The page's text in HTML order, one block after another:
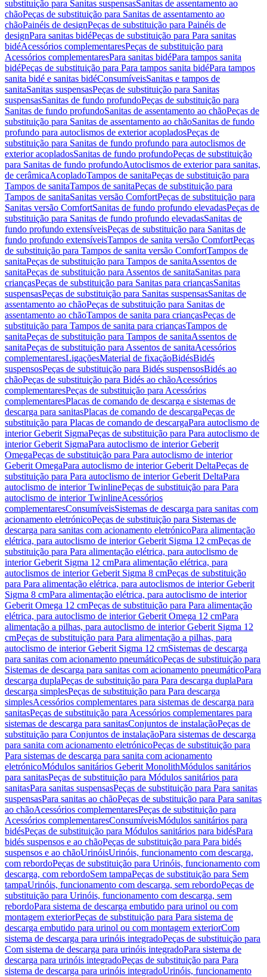
substituição para Sanitas suspensasSanitas de assentamento ao
chãoPeças de substituição para Sanitas de assentamento ao
chãoPainéis de designPeças de substituição para Painéis de
designPara sanitas bidéPeças de substituição para Para sanitas
bidéAcessórios complementaresPeças de substituição para
Acessórios complementaresPara sanitas bidéPara tampos sanita
bidéPeças de substituição para Para tampos sanita bidéPara tampos
sanita bidé e sanitas bidéConsumíveisSanitas e tampos de
sanitaSanitas suspensasPeças de substituição para Sanitas
suspensasSanitas de fundo profundoPeças de substituição para
Sanitas de fundo profundoSanitas de assentamento ao chãoPeças de
substituição para Sanitas de assentamento ao chãoSanitas de fundo
profundo para autoclismos de exterior acopladosPeças de
substituição para Sanitas de fundo profundo para autoclismos de
exterior acopladosSanitas de fundo profundoPeças de substituição
para Sanitas de fundo profundoAutoclismos de exterior para sanitas,
de cerâmicaAcopladoTampos de sanitaPeças de substituição para
Tampos de sanitaTampos de sanitaPeças de substituição para
Tampos de sanitaSanitas versão ComfortPeças de substituição para
Sanitas versão ComfortSanitas de fundo profundo elevadasPeças de
substituição para Sanitas de fundo profundo elevadasSanitas de
fundo profundo extensíveisPeças de substituição para Sanitas de
fundo profundo extensíveisTampos de sanita versão ComfortPeças
de substituição para Tampos de sanita versão ComfortTampos de
sanitaPeças de substituição para Tampos de sanitaAssentos de
sanitaPeças de substituição para Assentos de sanitaSanitas para
criançasPeças de substituição para Sanitas para criançasSanitas
suspensasPeças de substituição para Sanitas suspensasSanitas de
assentamento ao chãoPeças de substituição para Sanitas de
assentamento ao chãoTampos de sanita para criançasPeças de
substituição para Tampos de sanita para criançasTampos de
sanitaPeças de substituição para Tampos de sanitaAssentos de
sanitaPeças de substituição para Assentos de sanitaAcessórios
complementaresLigaçõesMaterial de fixaçãoBidésBidés
suspensosPeças de substituição para Bidés suspensosBidés ao
chãoPeças de substituição para Bidés ao chãoAcessórios
complementaresPeças de substituição para Acessórios
complementaresPlacas de comando de descarga e sistemas de
descarga para sanitasPlacas de comando de descargaPeças de
substituição para Placas de comando de descargaPara autoclismo de
interior Geberit SigmaPeças de substituição para Para autoclismo de
interior Geberit SigmaPara autoclismo de interior Geberit
OmegaPeças de substituição para Para autoclismo de interior
Geberit OmegaPara autoclismo de interior Geberit DeltaPeças de
substituição para Para autoclismo de interior Geberit DeltaPara
autoclismo de interior TwinlinePeças de substituição para Para
autoclismo de interior TwinlineAcessórios
complementaresConsumíveisSistemas de descarga para sanitas com
acionamento eletrónicoPeças de substituição para Sistemas de
descarga para sanitas com acionamento eletrónicoPara alimentação
elétrica, para autoclismo de interior Geberit Sigma 12 cmPeças de
substituição para Para alimentação elétrica, para autoclismo de
interior Geberit Sigma 12 cmPara alimentação elétrica, para
autoclismos de interior Geberit Sigma 8 cmPeças de substituição
para Para alimentação elétrica, para autoclismos de interior Geberit
Sigma 8 cmPara alimentação elétrica, para autoclismo de interior
Geberit Omega 12 cmPeças de substituição para Para alimentação
elétrica, para autoclismo de interior Geberit Omega 12 cmPara
alimentação a pilhas, para autoclismo de interior Geberit Sigma 12
cmPeças de substituição para Para alimentação a pilhas, para
autoclismo de interior Geberit Sigma 12 cmSistemas de descarga
para sanitas com acionamento pneumáticoPeças de substituição para
Sistemas de descarga para sanitas com acionamento pneumáticoPara
descarga duplaPeças de substituição para Para descarga duplaPara
descarga simplesPeças de substituição para Para descarga
simplesAcessórios complementares para sistemas de descarga para
sanitasPeças de substituição para Acessórios complementares para
sistemas de descarga para sanitasConjuntos de instalaçãoPeças de
substituição para Conjuntos de instalaçãoPara sistemas de descarga
para sanita com acionamento eletrónicoPeças de substituição para
Para sistemas de descarga para sanita com acionamento
eletrónicoMódulos sanitários Geberit MonolithMódulos sanitários
para sanitasPeças de substituição para Módulos sanitários para
sanitasPara sanitas suspensasPeças de substituição para Para sanitas
suspensasPara sanitas ao chãoPeças de substituição para Para sanitas
ao chãoAcessórios complementaresPeças de substituição para
Acessórios complementaresConsumíveisMódulos sanitários para
bidésPeças de substituição para Módulos sanitários para bidésPara
bidés suspensos e ao chãoPeças de substituição para Para bidés
suspensos e ao chãoUrinóisUrinóis, funcionamento com descarga,
com rebordoPeças de substituição para Urinóis, funcionamento com
descarga, com rebordoSem tampaPeças de substituição para Sem
tampaUrinóis, funcionamento com descarga, sem rebordoPeças de
substituição para Urinóis, funcionamento com descarga, sem
rebordoPara sistema de descarga embutido para urinol ou com
montagem exteriorPeças de substituição para Para sistema de
descarga embutido para urinol ou com montagem exteriorCom
sistema de descarga para urinóis integradoPeças de substituição para
Com sistema de descarga para urinóis integradoPara sistema de
descarga para urinóis integradoPeças de substituição para Para
sistema de descarga para urinóis integradoUrinóis, funcionamento